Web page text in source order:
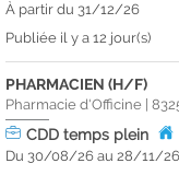
À partir du 31/12/26
Publiée il y a 12 jour(s)
PHARMACIEN (H/F)
Pharmacie d'Officine |
CDDtemps plein
Du 30/08/26 au 28/11/26